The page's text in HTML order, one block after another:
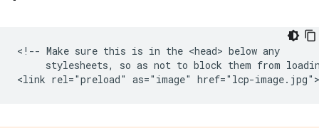
<!-- Make sure this is in the <head> below any
stylesheets, so as not to block them from